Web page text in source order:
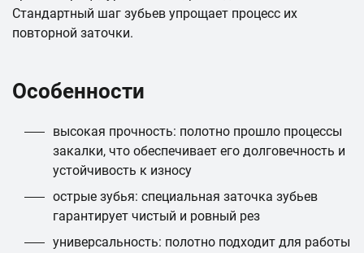
Стандартный шаг зубьев упрощает процесс их
повторной заточки.
Особенности
высокая прочность: полотно прошло процессы
закалки, что обеспечивает его долговечность и
устойчивость к износу
острые зубья: специальная заточка зубьев
гарантирует чистый и ровный рез
универсальность: полотно подходит для работы